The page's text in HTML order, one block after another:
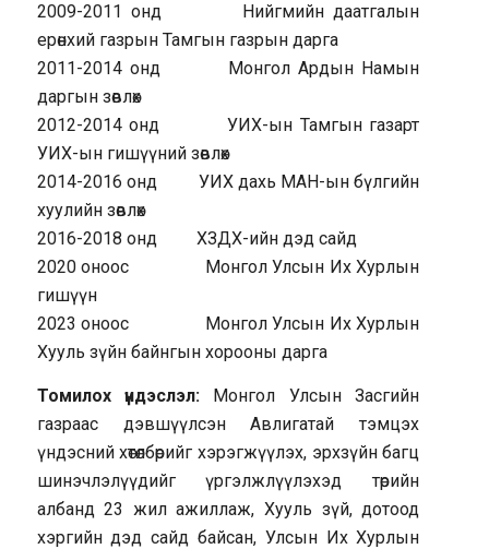
2009-2011 онд Нийгмийн даатгалын
ерөнхий газрын Тамгын газрын дарга
2011-2014 онд Монгол Ардын Намын
даргын зөвлөх
2012-2014 онд УИХ-ын Тамгын газарт
УИХ-ын гишүүний зөвлөх
2014-2016 онд УИХ дахь МАН-ын бүлгийн
хуулийн зөвлөх
2016-2018 онд ХЗДХ-ийн дэд сайд
2020 оноос Монгол Улсын Их Хурлын
гишүүн
2023 оноос Монгол Улсын Их Хурлын
Хууль зүйн байнгын хорооны дарга
Томилох үндэслэл: Монгол Улсын Засгийн
газраас дэвшүүлсэн Авлигатай тэмцэх
үндэсний хөтөлбөрийг хэрэгжүүлэх, эрхзүйн багц
шинэчлэлүүдийг үргэлжлүүлэхэд төрийн
албанд 23 жил ажиллаж, Хууль зүй, дотоод
хэргийн дэд сайд байсан, Улсын Их Хурлын